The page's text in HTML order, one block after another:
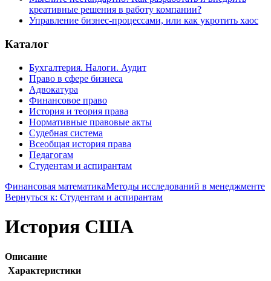
креативные решения в работу компании?
Управление бизнес-процессами, или как укротить хаос
Каталог
Бухгалтерия. Налоги. Аудит
Право в сфере бизнеса
Адвокатура
Финансовое право
История и теория права
Нормативные правовые акты
Судебная система
Всеобщая история права
Педагогам
Студентам и аспирантам
Финансовая математикаМетоды исследований в менеджменте
Вернуться к: Студентам и аспирантам
История США
Описание
Характеристики